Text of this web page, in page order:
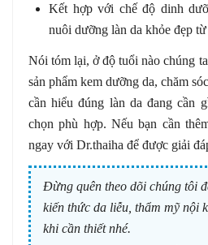
Kết hợp với chế độ dinh
nuôi dưỡng làn da khỏe đẹp
Nói tóm lại, ở độ tuổi nào chúng
sản phẩm kem dưỡng da, chăm
cần hiểu đúng làn da đang cần
chọn phù hợp. Nếu bạn cần
ngay với Dr.thaiha để được giải
Đừng quên theo dõi chúng tôi
kiến thức da liễu, thẩm mỹ nội
khi cần thiết nhé.